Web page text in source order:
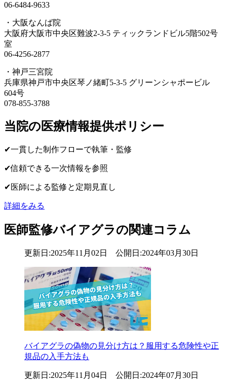
06-6484-9633
・大阪なんば院
大阪府大阪市中央区難波2-3-5 ティックランドビル5階502号
室
06-4256-2877
・神戸三宮院
兵庫県神戸市中央区琴ノ緒町5-3-5 グリーンシャポービル
604号
078-855-3788
当院の医療情報提供ポリシー
✔︎一貫した制作フローで執筆・監修
✔︎信頼できる一次情報を参照
✔︎医師による監修と定期見直し
詳細をみる
医師監修バイアグラの関連コラム
更新日:2025年11月02日 公開日:2024年03月30日
バイアグラの偽物の見分け方は？服用する危険性や正
規品の入手方法も
更新日:2025年11月04日 公開日:2024年07月30日